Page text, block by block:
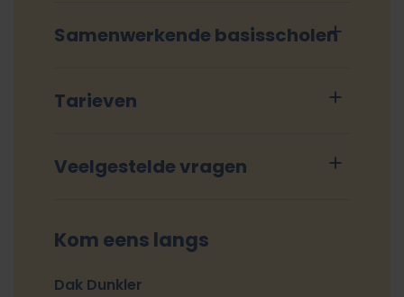
Samenwerkende basisscholen
Tarieven
Veelgestelde vragen
Kom eens langs
Dak Dunkler